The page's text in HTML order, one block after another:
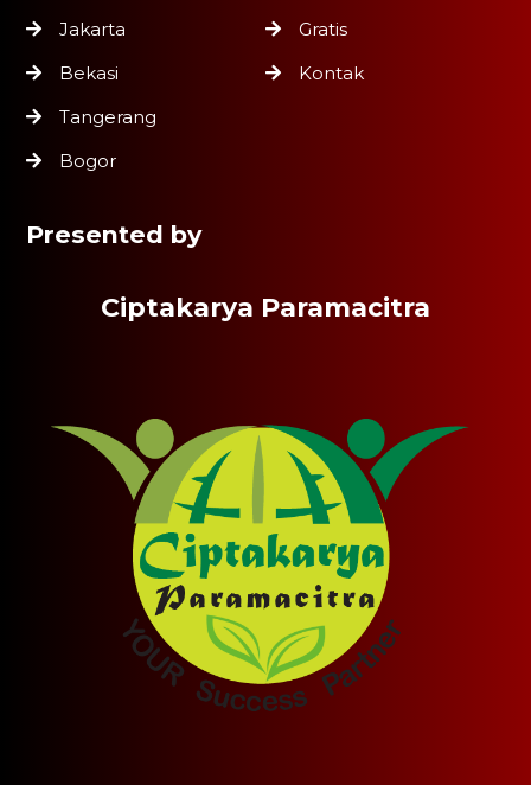
Jakarta
Bekasi
Tangerang
Bogor
Gratis
Kontak
Presented by
Ciptakarya Paramacitra